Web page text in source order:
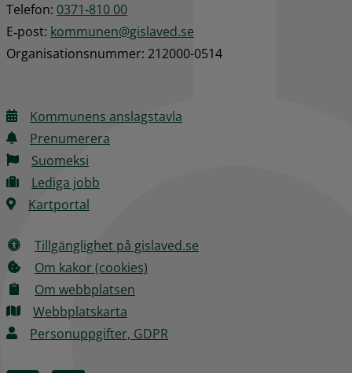
Telefon: 0371-810 00
E‑post: kommunen@gislaved.se
Organisationsnummer: 212000-0514
Kommunens anslagstavla
Prenumerera
Suomeksi
Lediga jobb
Kartportal
Tillgänglighet på gislaved.se
Om kakor (cookies)
Om webbplatsen
Webbplatskarta
Personuppgifter, GDPR